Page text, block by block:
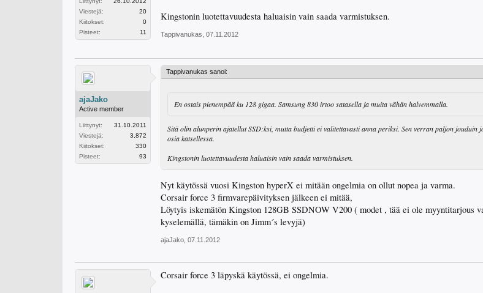
Viestejä:
20
Kiitokset:
0
Pisteet:
11
Kingstonin luotettavuudesta haluaisin vain saada varmistuksen.
Tappivanukas 07.11.2012
ajaJako
Active member
Liittynyt:
31.10.2011
Viestejä:
3,872
Kiitokset:
330
Pisteet:
93
Tappivanukas sanoi:
En ostais pienempää ku 128 gigaa. Samsung 830 irtoo satasella ja muita vähän halvemmalla.
Sitä olin alunperin ajatellut SSD:ksi, mutta budjetti ei valitettavasti anna periksi. Sen verran paljon jouduin
osia katsellessa.
Kingstonin luotettavuudesta haluaisin vain saada varmistuksen.
Nyt käytössä vuosi Kingston hyperX ei mitään ongelmia on ollut nopea ja varma.
Corsair force 3 firmvarepäivityksen jälkeen ei mitää,
Löytyis iskemätön Kingston 128GB SSDNOW V200 ( modet , tää ei ole myyntitarjous
kyselemällä, tämäkin on Jimm´s levyjä)
ajaJako 07.11.2012
Corsair force 3 läpyskä käytössä, ei ongelmia.